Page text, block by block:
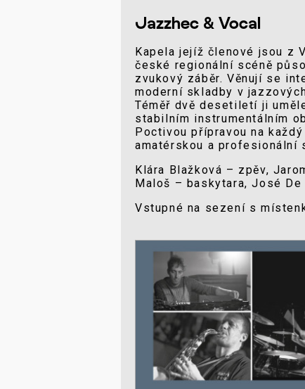
Jazzhec & Vocal
Kapela jejíž členové jsou z
české regionální scéně
zvukový záběr. Věnují se
moderní skladby v
Téměř dvě desetiletí ji
stabilním instrumentálním
Poctivou přípravou na
amatérskou a profesionální
Klára Blažková – zpěv,
Maloš – baskytara, José
Vstupné na sezení s